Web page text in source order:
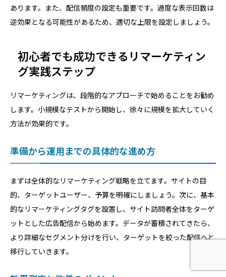
あります。また、配信頻度の設定も重要です。過度な表示回数は
逆効果となる可能性があるため、適切な上限を設定しましょう。
初心者でも成功できるリマーケティン
グ実践ステップ
リマーケティングは、段階的なアプローチで始めることをお勧め
します。小規模なテストから開始し、徐々に規模を拡大していく
方法が効果的です。
準備から運用までの具体的な進め方
まずは全体的なリマーケティング戦略を立てます。サイトの目
的、ターゲットユーザー、予算を明確にしましょう。次に、基本
的なリマーケティングタグを設置し、サイト訪問者全体をターゲ
ットとした広告配信から始めます。データが蓄積されてきたら、
より詳細なセグメント分けを行い、ターゲットを絞った配信へと
移行していきます。